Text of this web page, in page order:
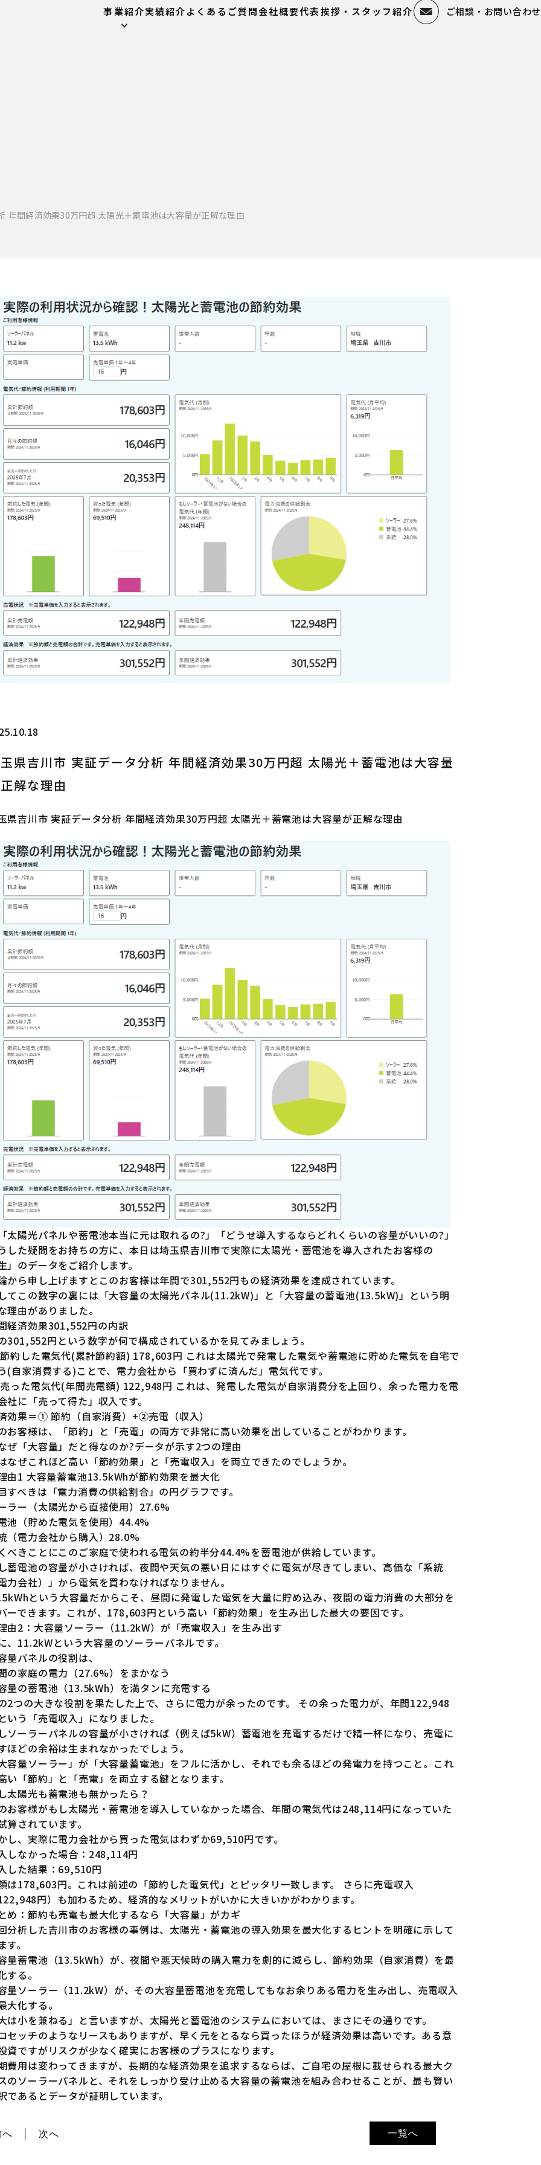
事業紹介実績紹介よくあるご質問会社概要代表挨拶・スタッフ紹介 ご相談・お問い合わせ
年間経済効果30万円超 太陽光＋蓄電池は大容量が正解な理由
県吉川市 実証データ分析 年間経済効果30万円超 太陽光＋蓄電池は大容量
解な理由
県吉川市 実証データ分析 年間経済効果30万円超 太陽光＋蓄電池は大容量が正解な理由
太陽光パネルや蓄電池本当に元は取れるの?」「どうせ導入するならどれくらいの容量がいいの?」
した疑問をお持ちの方に、本日は埼玉県吉川市で実際に太陽光・蓄電池を導入されたお客様の
」のデータをご紹介します。
から申し上げますとこのお客様は年間で301,552円もの経済効果を達成されています。
てこの数字の裏には「大容量の太陽光パネル(11.2kW)」と「大容量の蓄電池(13.5kW)」という明
理由がありました。
経済効果301,552円の内訳
301,552円という数字が何で構成されているかを見てみましょう。
約した電気代(累計節約額) 178,603円 これは太陽光で発電した電気や蓄電池に貯めた電気を自宅で
(自家消費する)ことで、電力会社から「買わずに済んだ」電気代です。
った電気代(年間売電額) 122,948円 これは、発電した電気が自家消費分を上回り、余った電力を電
社に「売って得た」収入です。
効果＝① 節約（自家消費）+②売電（収入）
お客様は、「節約」と「売電」の両方で非常に高い効果を出していることがわかります。
ぜ「大容量」だと得なのか?データが示す2つの理由
なぜこれほど高い「節約効果」と「売電収入」を両立できたのでしょうか。
由1 大容量蓄電池13.5kWhが節約効果を最大化
すべきは「電力消費の供給割合」の円グラフです。
ラー（太陽光から直接使用）27.6%
池（貯めた電気を使用）44.4%
（電力会社から購入）28.0%
べきことにこのご家庭で使われる電気の約半分44.4%を蓄電池が供給しています。
蓄電池の容量が小さければ、夜間や天気の悪い日にはすぐに電気が尽きてしまい、高価な「系統
力会社）」から電気を買わなければなりません。
という大容量だからこそ、昼間に発電した電気を大量に貯め込み、夜間の電力消費の大部分を
ーできます。これが、178,603円という高い「節約効果」を生み出した最大の要因です。
由2：大容量ソーラー（11.2kW）が「売電収入」を生み出す
、11.2kWという大容量のソーラーパネルです。
量パネルの役割は、
の家庭の電力（27.6%）をまかなう
量の蓄電池（13.5kWh）を満タンに充電する
2つの大きな役割を果たした上で、さらに電力が余ったのです。 その余った電力が、年間122,948
いう「売電収入」になりました。
ソーラーパネルの容量が小さければ（例えば5kW）蓄電池を充電するだけで精一杯になり、売電に
ほどの余裕は生まれなかったでしょう。
容量ソーラー」が「大容量蓄電池」をフルに活かし、それでも余るほどの発電力を持つこと。これ
い「節約」と「売電」を両立する鍵となります。
太陽光も蓄電池も無かったら？
お客様がもし太陽光・蓄電池を導入していなかった場合、年間の電気代は248,114円になっていた
算されています。
し、実際に電力会社から買った電気はわずか69,510円です。
しなかった場合：248,114円
した結果：69,510円
は178,603円。これは前述の「節約した電気代」とピッタリ一致します。 さらに売電収入
円）も加わるため、経済的なメリットがいかに大きいかがわかります。
め：節約も売電も最大化するなら「大容量」がカギ
分析した吉川市のお客様の事例は、太陽光・蓄電池の導入効果を最大化するヒントを明確に示して
す。
量蓄電池（13.5kWh）が、夜間や悪天候時の購入電力を劇的に減らし、節約効果（自家消費）を最
する。
量ソーラー（11.2kW）が、その大容量蓄電池を充電してもなお余りある電力を生み出し、売電収入
大化する。
は小を兼ねる」と言いますが、太陽光と蓄電池のシステムにおいては、まさにその通りです。
セッチのようなリースもありますが、早く元をとるなら買ったほうが経済効果は高いです。ある意
資ですがリスクが少なく確実にお客様のプラスになります。
費用は変わってきますが、長期的な経済効果を追求するならば、ご自宅の屋根に載せられる最大ク
のソーラーパネルと、それをしっかり受け止める大容量の蓄電池を組み合わせることが、最も賢い
であるとデータが証明しています。
一覧へ
へ 次へ